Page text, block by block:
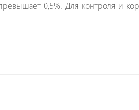
0,5%. Для контроля и